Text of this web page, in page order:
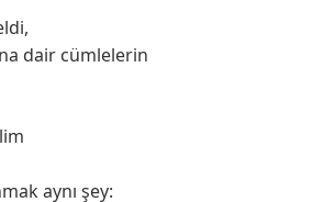
dair cümlelerin
aynı şey: